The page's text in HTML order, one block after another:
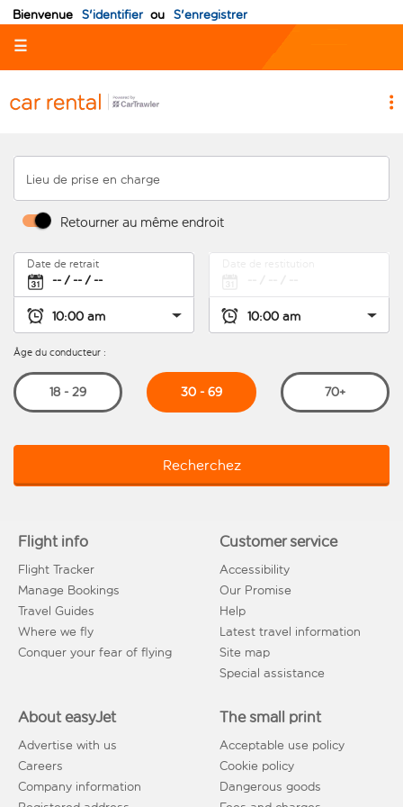
Bienvenue S'identifier ou S'enregistrer
☰
Lieu de prise en charge
Retourner au même endroit
Date de retrait
Âge du conducteur :
18 - 29 30 - 69 70+
Recherchez
Flight info
Flight Tracker
Manage Bookings
Travel Guides
Where we fly
Conquer your fear of flying
Customer service
Accessibility
Our Promise
Help
Latest travel information
Site map
Special assistance
About easyJet
Advertise with us
Careers
Company information
The small print
Acceptable use policy
Cookie policy
Dangerous goods